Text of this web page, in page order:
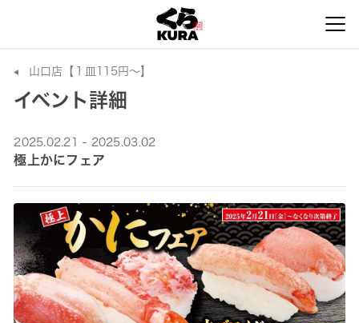
山口店【１皿115円～】
イベント詳細
2025.02.21 - 2025.03.02
極上かにフェア